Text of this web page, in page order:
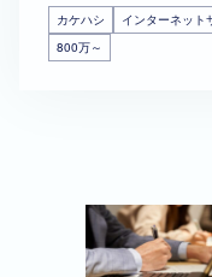
カケハシ インターネット
800万～